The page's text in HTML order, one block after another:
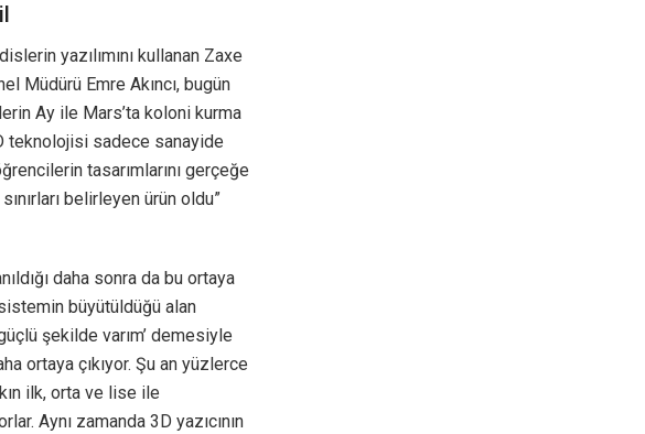
yazılımını kullanan Zaxe
Müdürü Emre Akıncı, bugün
Ay ile Mars’ta koloni kurma
teknolojisi sadece sanayide
tasarımlarını gerçeğe
belirleyen ürün oldu”
daha sonra da bu ortaya
büyütüldüğü alan
şekilde varım’ demesiyle
ortaya çıkıyor. Şu an yüzlerce
ilk, orta ve lise ile
Aynı zamanda 3D yazıcının